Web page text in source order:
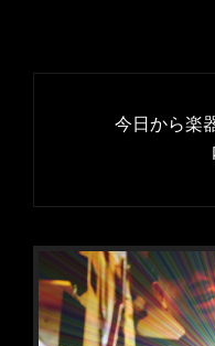
シ
ョ
今日から楽